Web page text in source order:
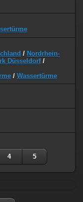
/ Nordrhein-
Düsseldorf/
/ Wassertürme
4 5